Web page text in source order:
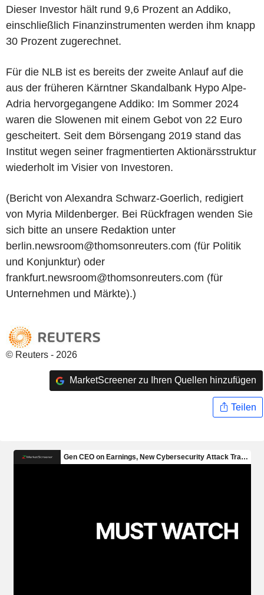
Dieser Investor hält rund 9,6 Prozent an Addiko,
einschließlich Finanzinstrumenten werden ihm knapp
30 Prozent zugerechnet.
Für die NLB ist es bereits der zweite Anlauf auf die
aus der früheren Kärntner Skandalbank Hypo Alpe-
Adria hervorgegangene Addiko: Im Sommer 2024
waren die Slowenen mit einem Gebot von 22 Euro
gescheitert. Seit dem Börsengang 2019 stand das
Institut wegen seiner fragmentierten Aktionärsstruktur
wiederholt im Visier von Investoren.
(Bericht von Alexandra Schwarz-Goerlich, redigiert
von Myria Mildenberger. Bei Rückfragen wenden Sie
sich bitte an unsere Redaktion unter
berlin.newsroom@thomsonreuters.com (für Politik
und Konjunktur) oder
frankfurt.newsroom@thomsonreuters.com (für
Unternehmen und Märkte).)
© Reuters - 2026
MarketScreener zu Ihren Quellen hinzufügen
Teilen